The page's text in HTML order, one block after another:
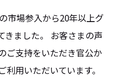
市場参入から20年以上グ
きました。 お客さまの声
ご支持をいただき官公か
用いただいています。